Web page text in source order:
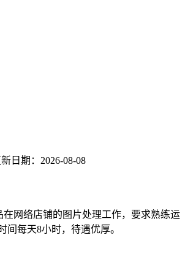
日期：2026-08-08
在网络店铺的图片处理工作，要求熟练运
间每天8小时，待遇优厚。